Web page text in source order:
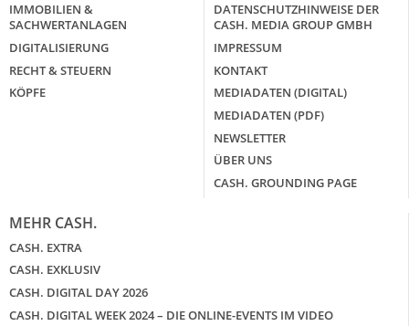
IMMOBILIEN &
SACHWERTANLAGEN
DIGITALISIERUNG
RECHT & STEUERN
KÖPFE
DATENSCHUTZHINWEISE DER
CASH. MEDIA GROUP GMBH
IMPRESSUM
KONTAKT
MEDIADATEN (DIGITAL)
MEDIADATEN (PDF)
NEWSLETTER
ÜBER UNS
CASH. GROUNDING PAGE
MEHR CASH.
CASH. EXTRA
CASH. EXKLUSIV
CASH. DIGITAL DAY 2026
CASH. DIGITAL WEEK 2024 – DIE ONLINE-EVENTS IM VIDEO